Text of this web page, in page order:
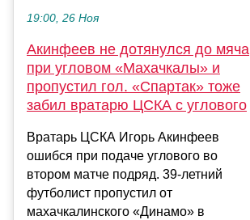
19:00, 26 Ноя
Акинфеев не дотянулся до мяча
при угловом «Махачкалы» и
пропустил гол. «Спартак» тоже
забил вратарю ЦСКА с углового
Вратарь ЦСКА Игорь Акинфеев
ошибся при подаче углового во
втором матче подряд. 39-летний
футболист пропустил от
махачкалинского «Динамо» в